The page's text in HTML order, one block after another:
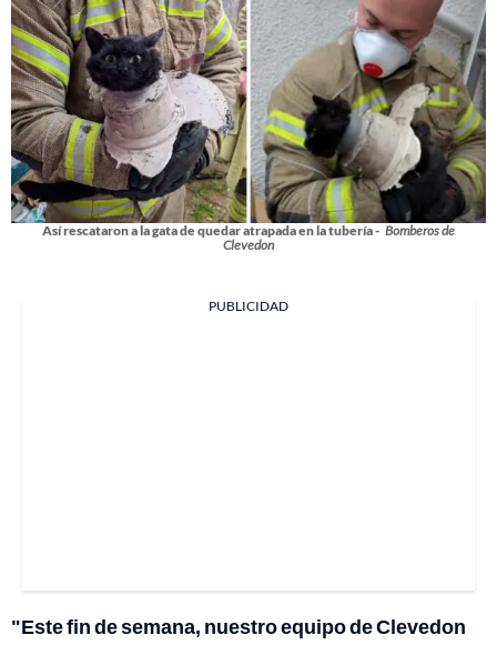
Así rescataron a la gata de quedar atrapada en la tubería - Bomberos de
Clevedon
PUBLICIDAD
"Este fin de semana, nuestro equipo de Clevedon